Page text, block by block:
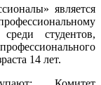
является
студентов,
14 лет.